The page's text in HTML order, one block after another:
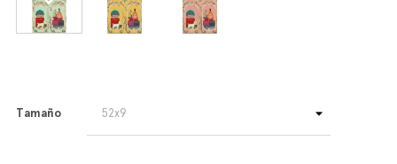
Tamaño